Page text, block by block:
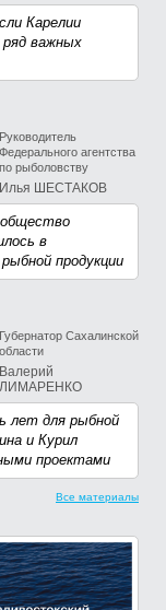
Карелии
важных
Руководитель
Федерального агентства
по рыболовству
Илья ШЕСТАКОВ
в
продукции
Губернатор Сахалинской
области
Валерий
ЛИМАРЕНКО
лет для рыбной
и Курил
проектами
Все материалы